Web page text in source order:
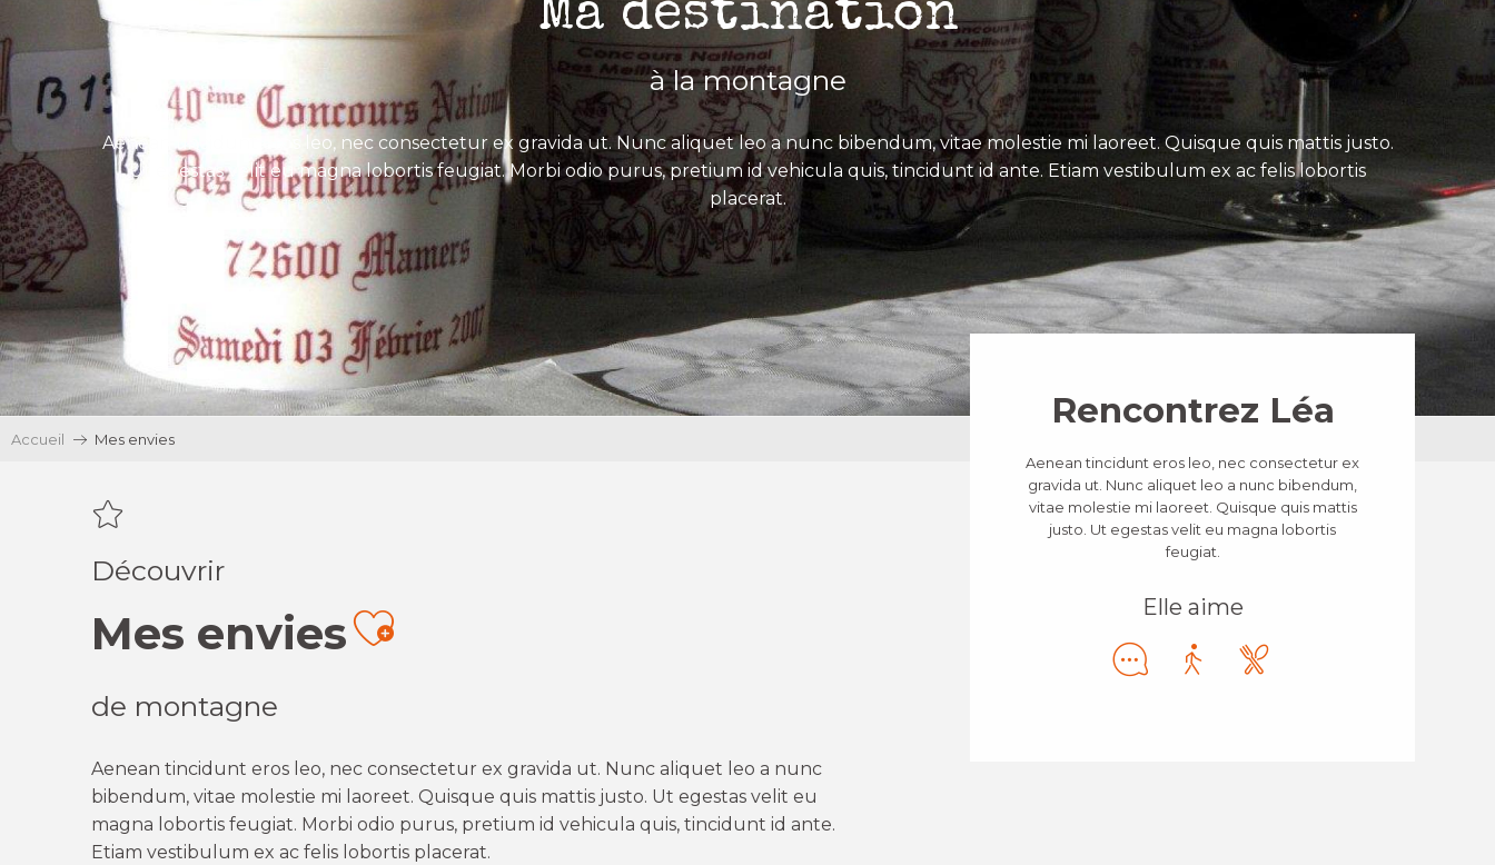
Ma destination
à la montagne
Aenean tincidunt eros leo, nec consectetur ex gravida ut. Nunc aliquet leo a nunc bibendum, vitae molestie mi laoreet. Quisque quis mattis justo.
Ut egestas velit eu magna lobortis feugiat. Morbi odio purus, pretium id vehicula quis, tincidunt id ante. Etiam vestibulum ex ac felis lobortis
placerat.
Accueil Mes envies
Découvrir
Mes enviesAjouter aux favoris
de montagne
Aenean tincidunt eros leo, nec consectetur ex gravida ut. Nunc aliquet leo a nunc
bibendum, vitae molestie mi laoreet. Quisque quis mattis justo. Ut egestas velit eu
magna lobortis feugiat. Morbi odio purus, pretium id vehicula quis, tincidunt id ante.
Etiam vestibulum ex ac felis lobortis placerat.
Rencontrez Léa
Aenean tincidunt eros leo, nec consectetur ex
gravida ut. Nunc aliquet leo a nunc bibendum,
vitae molestie mi laoreet. Quisque quis mattis
justo. Ut egestas velit eu magna lobortis
feugiat.
Elle aime